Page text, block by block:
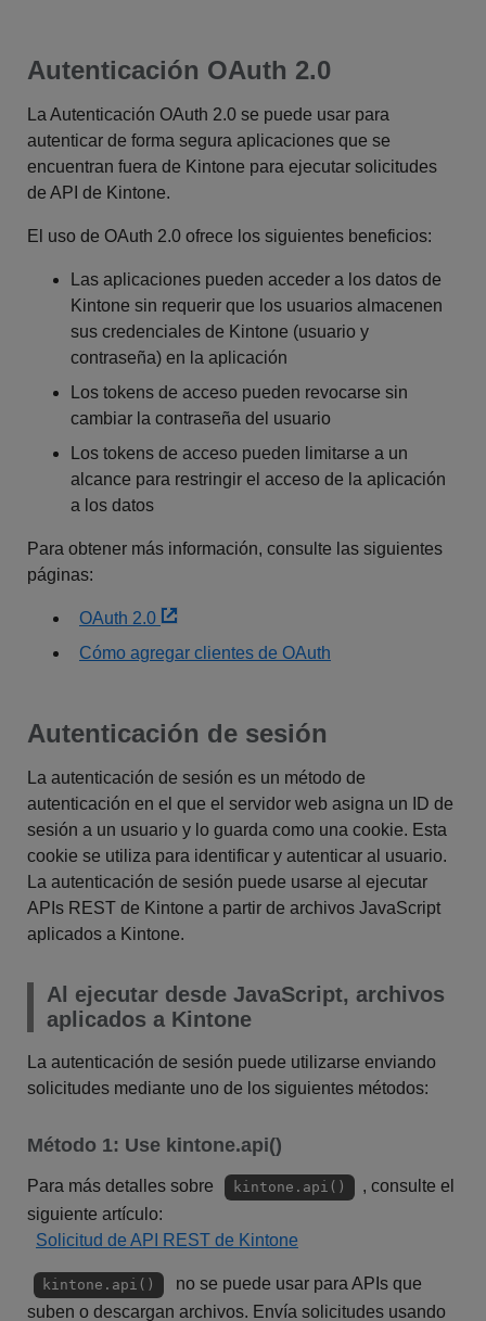
Autenticación OAuth 2.0
La Autenticación OAuth 2.0 se puede usar para
autenticar de forma segura aplicaciones que se
encuentran fuera de Kintone para ejecutar solicitudes
de API de Kintone.
El uso de OAuth 2.0 ofrece los siguientes beneficios:
Las aplicaciones pueden acceder a los datos de
Kintone sin requerir que los usuarios almacenen
sus credenciales de Kintone (usuario y
contraseña) en la aplicación
Los tokens de acceso pueden revocarse sin
cambiar la contraseña del usuario
Los tokens de acceso pueden limitarse a un
alcance para restringir el acceso de la aplicación
a los datos
Para obtener más información, consulte las siguientes
páginas:
OAuth 2.0
Cómo agregar clientes de OAuth
Autenticación de sesión
La autenticación de sesión es un método de
autenticación en el que el servidor web asigna un ID de
sesión a un usuario y lo guarda como una cookie. Esta
cookie se utiliza para identificar y autenticar al usuario.
La autenticación de sesión puede usarse al ejecutar
APIs REST de Kintone a partir de archivos JavaScript
aplicados a Kintone.
Al ejecutar desde JavaScript, archivos
aplicados a Kintone
La autenticación de sesión puede utilizarse enviando
solicitudes mediante uno de los siguientes métodos:
Método 1: Use kintone.api()
Para más detalles sobre kintone.api()
, consulte el
siguiente artículo:
Solicitud de API REST de Kintone
kintone.api()
no se puede usar para APIs que
suben o descargan archivos. Envía solicitudes usando